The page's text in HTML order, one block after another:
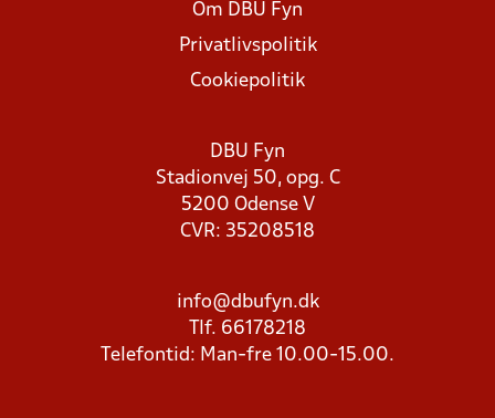
Om DBU Fyn
Privatlivspolitik
Cookiepolitik
DBU Fyn
Stadionvej 50, opg. C
5200 Odense V
CVR: 35208518
info@dbufyn.dk
Tlf. 66178218
Telefontid: Man-fre 10.00-15.00.